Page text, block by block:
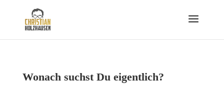
Wonach suchst Du eigentlich?